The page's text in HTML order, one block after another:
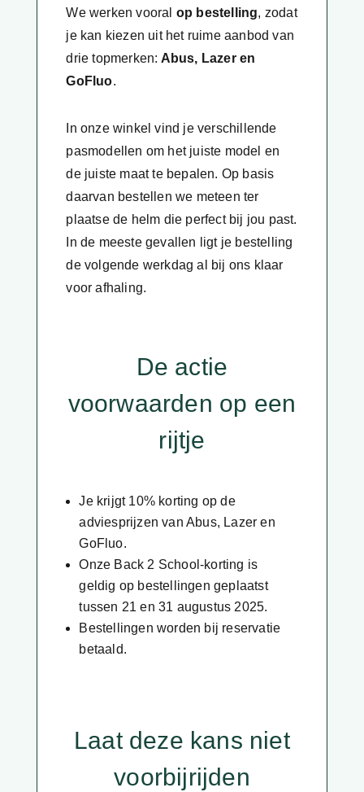
We werken vooral op bestelling, zodat
je kan kiezen uit het ruime aanbod van
drie topmerken: Abus, Lazer en
GoFluo.
In onze winkel vind je verschillende
pasmodellen om het juiste model en
de juiste maat te bepalen. Op basis
daarvan bestellen we meteen ter
plaatse de helm die perfect bij jou past.
In de meeste gevallen ligt je bestelling
de volgende werkdag al bij ons klaar
voor afhaling.
De actie
voorwaarden op een
rijtje
Je krijgt 10% korting op de
adviesprijzen van Abus, Lazer en
GoFluo.
Onze Back 2 School-korting is
geldig op bestellingen geplaatst
tussen 21 en 31 augustus 2025.
Bestellingen worden bij reservatie
betaald.
Laat deze kans niet
voorbijrijden